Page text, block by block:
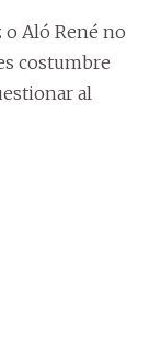
Aló René no
costumbre
al